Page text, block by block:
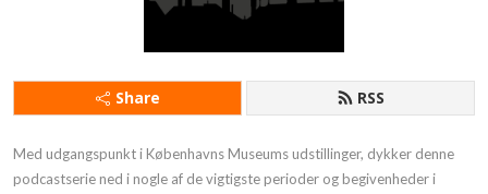
Share RSS
Med udgangspunkt i Københavns Museums udstillinger, dykker denne
podcastserie ned i nogle af de vigtigste perioder og begivenheder i